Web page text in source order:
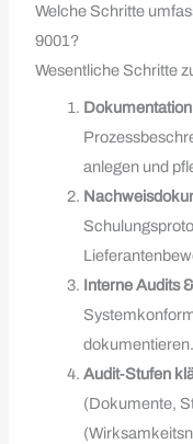
Welche Schritte
9001?
Wesentliche Schritte
anlegen und
Interne Audits
dokumentieren.
Audit‑Stufen
(Dokumente,